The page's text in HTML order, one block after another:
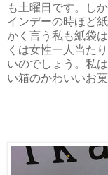
も土曜日です。し
インデーの時ほど
かく言う私も紙袋
くは女性一人当た
いのでしょう。私
い箱のかわいいお